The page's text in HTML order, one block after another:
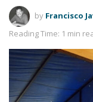
by Francisco
Reading Time: 1 min